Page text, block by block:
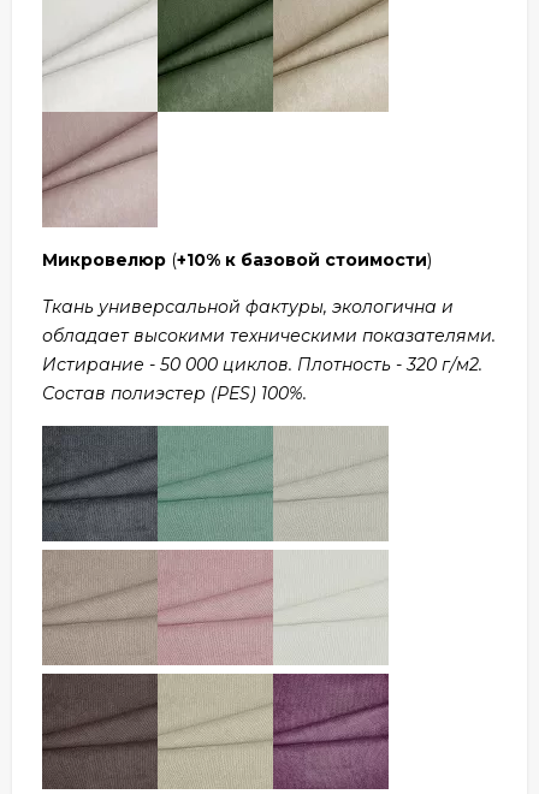
Микровелюр (+10% к базовой стоимости)
Ткань универсальной фактуры, экологична и
обладает высокими техническими показателями.
Истирание - 50 000 циклов. Плотность - 320 г/м2.
Состав полиэстер (PES) 100%.